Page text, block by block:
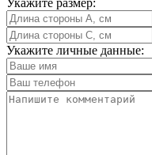
Укажите личные данные: